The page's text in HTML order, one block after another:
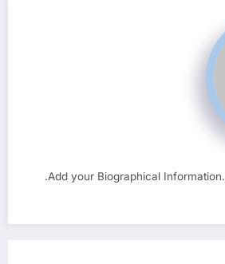
Add your Biographical Information.